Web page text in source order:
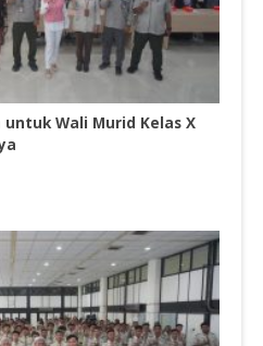
untuk Wali Murid Kelas X